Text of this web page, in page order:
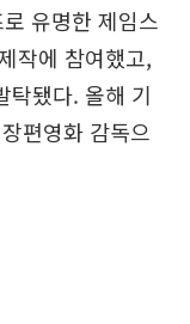
유명한 제임스
작에 참여했고,
탁됐다. 올해 기
편영화 감독으